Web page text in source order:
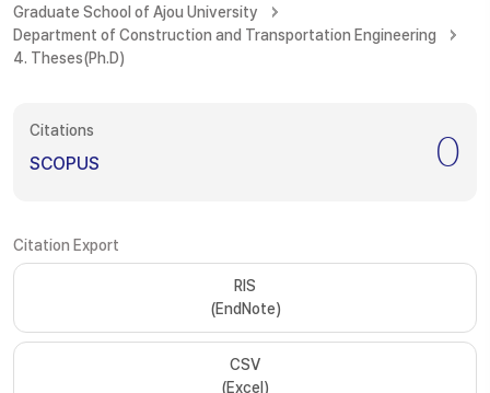
Graduate School of Ajou University
Department of Construction and Transportation Engineering
4. Theses(Ph.D)
Citations
SCOPUS 0
Citation Export
RIS
(EndNote)
CSV
(Excel)